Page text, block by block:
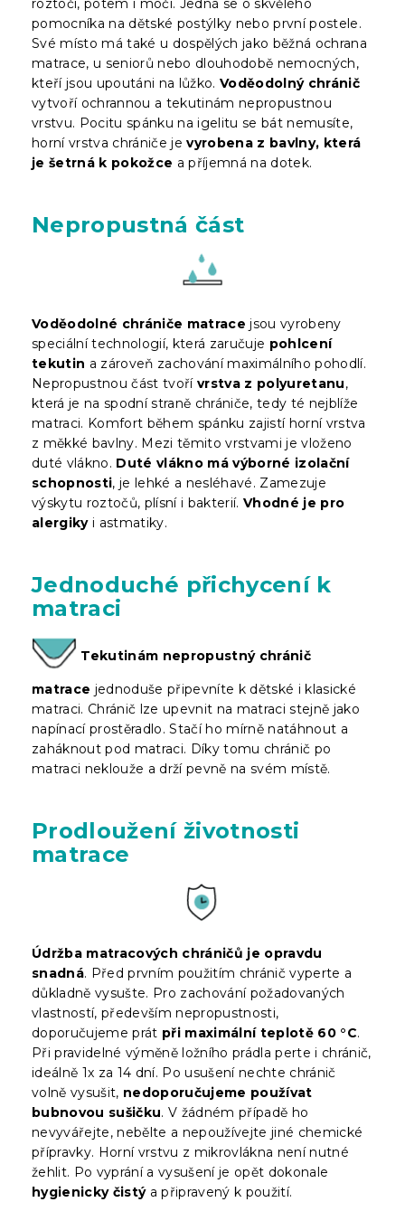
roztoči, potem i močí. Jedná se o skvělého
pomocníka na dětské postýlky nebo první postele.
Své místo má také u dospělých jako běžná ochrana
matrace, u seniorů nebo dlouhodobě nemocných,
kteří jsou upoutáni na lůžko. Voděodolný chránič
vytvoří ochrannou a tekutinám nepropustnou
vrstvu. Pocitu spánku na igelitu se bát nemusíte,
horní vrstva chrániče jevyrobena z bavlny, která
je šetrná k pokožce a příjemná na dotek.
Nepropustná část
Voděodolné chrániče matrace jsou vyrobeny
speciální technologií, která zaručuje pohlcení
tekutin a zároveň zachování maximálního pohodlí.
Nepropustnou část tvořívrstva z polyuretanu,
která je na spodní straně chrániče, tedy té nejblíže
matraci. Komfort během spánku zajistí horní vrstva
z měkké bavlny. Mezi těmito vrstvami je vloženo
duté vlákno. Duté vlákno má výborné izolační
schopnosti, je lehké a nesléhavé. Zamezuje
výskytu roztočů, plísní i bakterií. Vhodné je pro
alergikyi astmatiky.
Jednoduché přichycení k
matraci
Tekutinám nepropustný chránič
matrace jednoduše připevníte k dětské i klasické
matraci. Chránič lze upevnit na matraci stejně jako
napínací prostěradlo. Stačí ho mírně natáhnout a
zaháknout pod matraci. Díky tomu chránič po
matraci neklouže a drží pevně na svém místě.
Prodloužení životnosti
matrace
Údržba matracových chráničů je opravdu
snadná. Před prvním použitím chránič vyperte a
důkladně vysušte. Pro zachování požadovaných
vlastností, především nepropustnosti,
doporučujeme prát při maximální teplotě 60 °C.
Při pravidelné výměně ložního prádla perte i chránič,
ideálně 1x za 14 dní. Po usušení nechte chránič
volně vysušit, nedoporučujeme používat
bubnovou sušičku. V žádném případě ho
nevyvářejte, nebělte a nepoužívejte jiné chemické
přípravky. Horní vrstvu z mikrovlákna není nutné
žehlit. Po vyprání a vysušení je opět dokonale
hygienicky čistýa připravený k použití.